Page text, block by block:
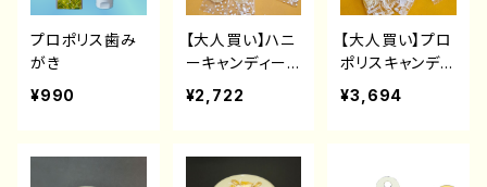
プロポリス歯み
がき
¥990
【大人買い】ハニ
ーキャンディー(1
kg・およそ200
粒入)
¥2,722
【大人買い】プロ
ポリスキャンディ
ー(1kg・およそ2
00粒入)
¥3,694